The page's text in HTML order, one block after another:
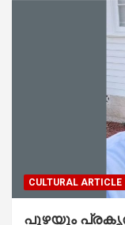
CULTURAL ARTICLE
പുഴയും